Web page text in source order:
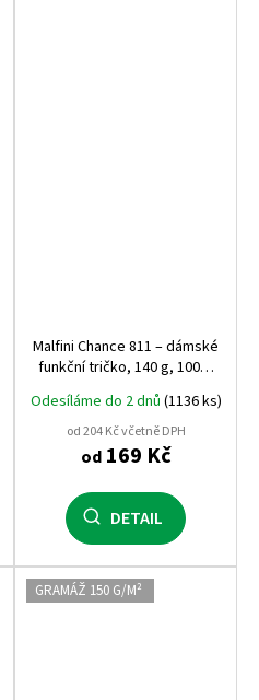
Malfini Chance 811 – dámské
funkční tričko, 140 g, 100%
polyester, sportovní volný
střih, kimonové rukávy
Odesíláme do 2 dnů (1136 ks)
od 204 Kč včetně DPH
od169 Kč
DETAIL
GRAMÁŽ 150 G/M²